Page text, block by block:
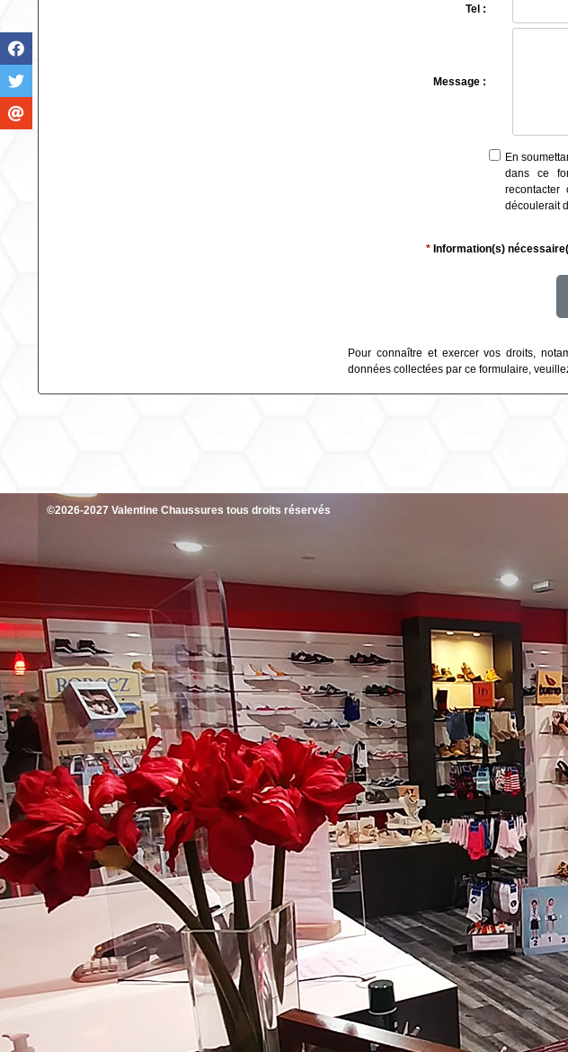
Tel :
Message :
En
dans ce
découlerait
* Information(s)
Pour connaître et exercer vos droits,
données collectées par ce formulaire,
©2026-2027 Valentine Chaussures tous droits réservés